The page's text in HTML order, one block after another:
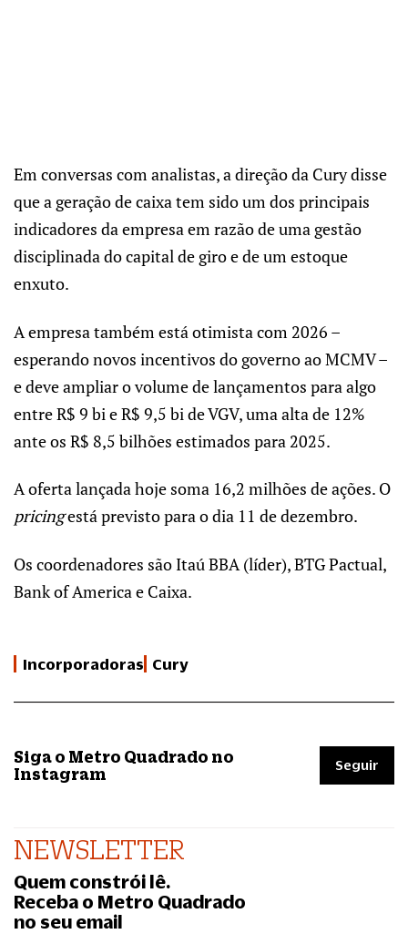
Em conversas com analistas, a direção da Cury disse
que a geração de caixa tem sido um dos principais
indicadores da empresa em razão de uma gestão
disciplinada do capital de giro e de um estoque
enxuto.
A empresa também está otimista com 2026 –
esperando novos incentivos do governo ao MCMV –
e deve ampliar o volume de lançamentos para algo
entre R$ 9 bi e R$ 9,5 bi de VGV, uma alta de 12%
ante os R$ 8,5 bilhões estimados para 2025.
A oferta lançada hoje soma 16,2 milhões de ações. O
pricingestá previsto para o dia 11 de dezembro.
Os coordenadores são Itaú BBA (líder), BTG Pactual,
Bank of America e Caixa.
Incorporadoras Cury
Siga o Metro Quadrado no
Instagram
Seguir
NEWSLETTER
Quem constrói lê.
Receba o Metro Quadrado
no seu email